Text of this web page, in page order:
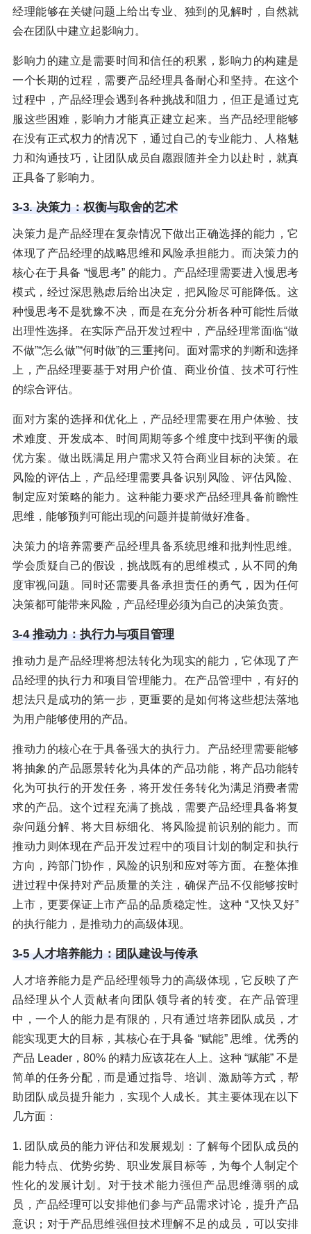
经理能够在关键问题上给出专业、独到的见解时，自然就
会在团队中建立起影响力。
影响力的建立是需要时间和信任的积累，影响力的构建是
一个长期的过程，需要产品经理具备耐心和坚持。在这个
过程中，产品经理会遇到各种挑战和阻力，但正是通过克
服这些困难，影响力才能真正建立起来。当产品经理能够
在没有正式权力的情况下，通过自己的专业能力、人格魅
力和沟通技巧，让团队成员自愿跟随并全力以赴时，就真
正具备了影响力。
3-3. 决策力：权衡与取舍的艺术
决策力是产品经理在复杂情况下做出正确选择的能力，它
体现了产品经理的战略思维和风险承担能力。而决策力的
核心在于具备 “慢思考” 的能力。产品经理需要进入慢思考
模式，经过深思熟虑后给出决定，把风险尽可能降低。这
种慢思考不是犹豫不决，而是在充分分析各种可能性后做
出理性选择。在实际产品开发过程中，产品经理常面临“做
不做”“怎么做”“何时做”的三重拷问。面对需求的判断和选择
上，产品经理要基于对用户价值、商业价值、技术可行性
的综合评估。
面对方案的选择和优化上，产品经理需要在用户体验、技
术难度、开发成本、时间周期等多个维度中找到平衡的最
优方案。做出既满足用户需求又符合商业目标的决策。在
风险的评估上，产品经理需要具备识别风险、评估风险、
制定应对策略的能力。这种能力要求产品经理具备前瞻性
思维，能够预判可能出现的问题并提前做好准备。
决策力的培养需要产品经理具备系统思维和批判性思维。
学会质疑自己的假设，挑战既有的思维模式，从不同的角
度审视问题。同时还需要具备承担责任的勇气，因为任何
决策都可能带来风险，产品经理必须为自己的决策负责。
3-4 推动力：执行力与项目管理
推动力是产品经理将想法转化为现实的能力，它体现了产
品经理的执行力和项目管理能力。在产品管理中，有好的
想法只是成功的第一步，更重要的是如何将这些想法落地
为用户能够使用的产品。
推动力的核心在于具备强大的执行力。产品经理需要能够
将抽象的产品愿景转化为具体的产品功能，将产品功能转
化为可执行的开发任务，将开发任务转化为满足消费者需
求的产品。这个过程充满了挑战，需要产品经理具备将复
杂问题分解、将大目标细化、将风险提前识别的能力。而
推动力则体现在产品开发过程中的项目计划的制定和执行
方向，跨部门协作，风险的识别和应对等方面。在整体推
进过程中保持对产品质量的关注，确保产品不仅能够按时
上市，更要保证上市产品的品质稳定性。这种 “又快又好”
的执行能力，是推动力的高级体现。
3-5 人才培养能力：团队建设与传承
人才培养能力是产品经理领导力的高级体现，它反映了产
品经理从个人贡献者向团队领导者的转变。在产品管理
中，一个人的能力是有限的，只有通过培养团队成员，才
能实现更大的目标，其核心在于具备 “赋能” 思维。优秀的
产品 Leader，80% 的精力应该花在人上。这种 “赋能” 不是
简单的任务分配，而是通过指导、培训、激励等方式，帮
助团队成员提升能力，实现个人成长。其主要体现在以下
几方面：
1. 团队成员的能力评估和发展规划：了解每个团队成员的
能力特点、优势劣势、职业发展目标等，为每个人制定个
性化的发展计划。对于技术能力强但产品思维薄弱的成
员，产品经理可以安排他们参与产品需求讨论，提升产品
意识；对于产品思维强但技术理解不足的成员，可以安排